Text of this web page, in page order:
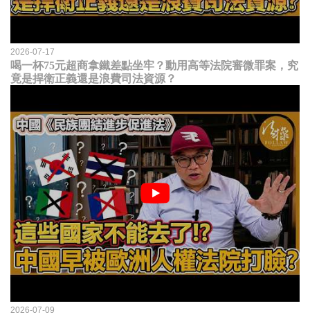
2026-07-17
喝一杯75元超商拿鐵差點坐牢？動用高等法院審微罪案，究
竟是捍衛正義還是浪費司法資源？
2026-07-09